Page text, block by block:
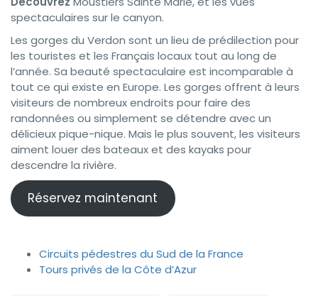
spectaculaires sur le canyon.
Les gorges du Verdon sont un lieu de prédilection pour
les touristes et les Français locaux tout au long de
l’année. Sa beauté spectaculaire est incomparable à
tout ce qui existe en Europe. Les gorges offrent à leurs
visiteurs de nombreux endroits pour faire des
randonnées ou simplement se détendre avec un
délicieux pique-nique. Mais le plus souvent, les visiteurs
aiment louer des bateaux et des kayaks pour
descendre la rivière.
Réservez maintenant
Circuits pédestres du Sud de la France
Tours privés de la Côte d’Azur